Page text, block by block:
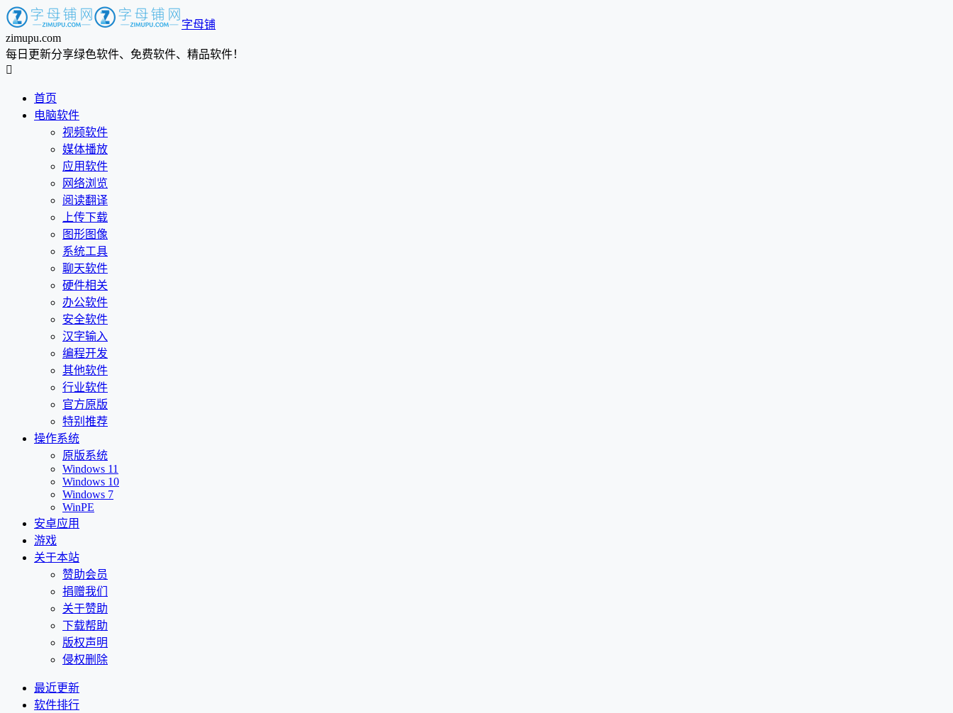
字母铺
zimupu.com
每日更新分享绿色软件、免费软件、精品软件！

首页
电脑软件
视频软件
媒体播放
应用软件
网络浏览
阅读翻译
上传下载
图形图像
系统工具
聊天软件
硬件相关
办公软件
安全软件
汉字输入
编程开发
其他软件
行业软件
官方原版
特别推荐
操作系统
原版系统
Windows 11
Windows 10
Windows 7
WinPE
安卓应用
游戏
关于本站
赞助会员
捐赠我们
关于赞助
下载帮助
版权声明
侵权删除
最近更新
软件排行